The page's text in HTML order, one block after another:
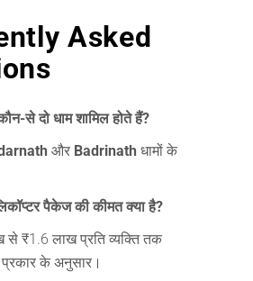
Asked
से दो धाम शामिल होते हैं?
और Badrinath धामों के
पैकेज की कीमत क्या है?
से ₹1.6 लाख प्रति व्यक्ति तक
के अनुसार।